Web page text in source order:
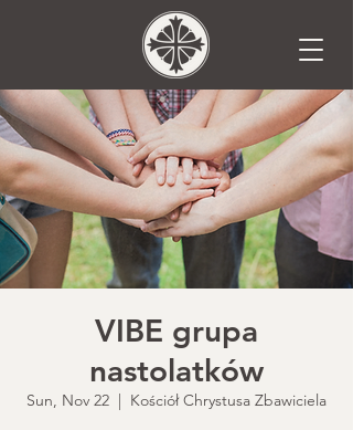
VIBE grupa
nastolatków
Sun, Nov 22
  |
Kościół Chrystusa Zbawiciela